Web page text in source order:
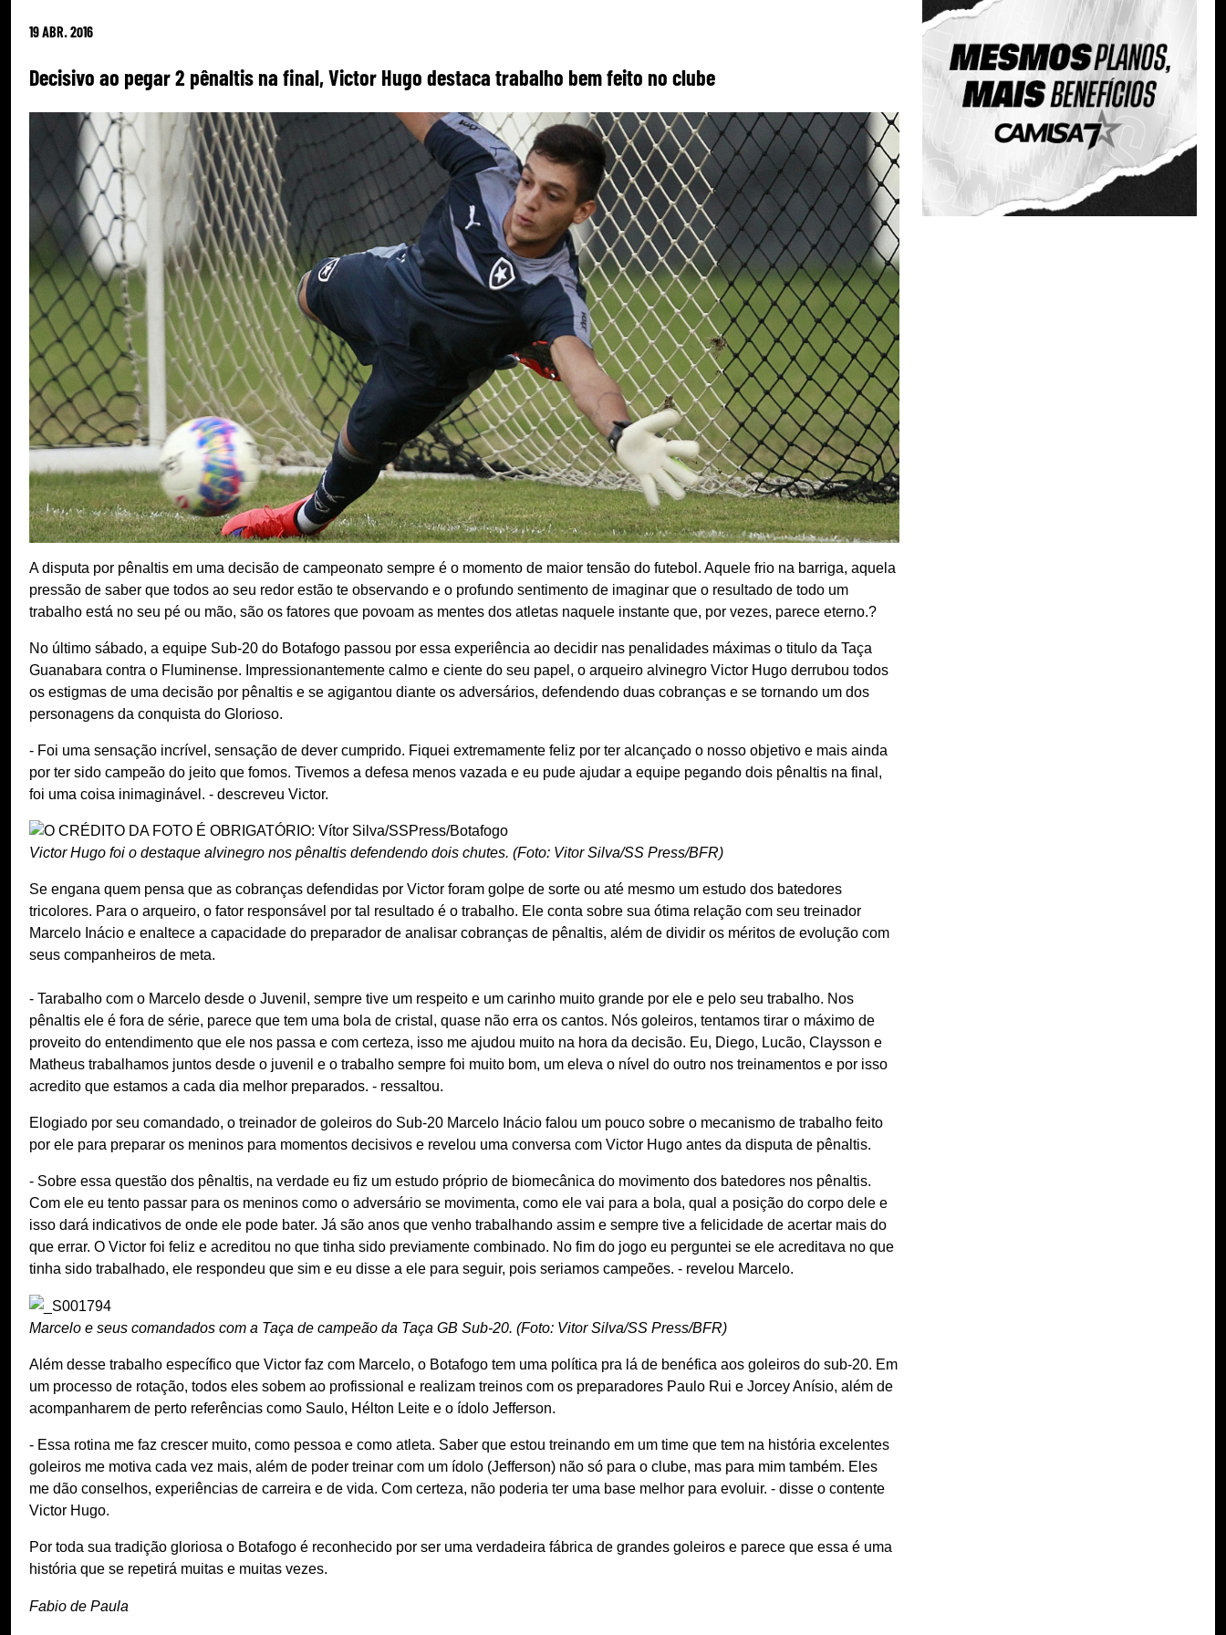
19 ABR. 2016
Decisivo ao pegar 2 pênaltis na final, Victor Hugo destaca trabalho bem feito no clube
A disputa por pênaltis em uma decisão de campeonato sempre é o momento de maior tensão do futebol. Aquele frio na barriga, aquela
pressão de saber que todos ao seu redor estão te observando e o profundo sentimento de imaginar que o resultado de todo um
trabalho está no seu pé ou mão, são os fatores que povoam as mentes dos atletas naquele instante que, por vezes, parece eterno.?
No último sábado, a equipe Sub-20 do Botafogo passou por essa experiência ao decidir nas penalidades máximas o titulo da Taça
Guanabara contra o Fluminense. Impressionantemente calmo e ciente do seu papel, o arqueiro alvinegro Victor Hugo derrubou todos
os estigmas de uma decisão por pênaltis e se agigantou diante os adversários, defendendo duas cobranças e se tornando um dos
personagens da conquista do Glorioso.
- Foi uma sensação incrível, sensação de dever cumprido. Fiquei extremamente feliz por ter alcançado o nosso objetivo e mais ainda
por ter sido campeão do jeito que fomos. Tivemos a defesa menos vazada e eu pude ajudar a equipe pegando dois pênaltis na final,
foi uma coisa inimaginável. - descreveu Victor.
Victor Hugo foi o destaque alvinegro nos pênaltis defendendo dois chutes. (Foto: Vitor Silva/SS Press/BFR)
Se engana quem pensa que as cobranças defendidas por Victor foram golpe de sorte ou até mesmo um estudo dos batedores
tricolores. Para o arqueiro, o fator responsável por tal resultado é o trabalho. Ele conta sobre sua ótima relação com seu treinador
Marcelo Inácio e enaltece a capacidade do preparador de analisar cobranças de pênaltis, além de dividir os méritos de evolução com
seus companheiros de meta.
- Tarabalho com o Marcelo desde o Juvenil, sempre tive um respeito e um carinho muito grande por ele e pelo seu trabalho. Nos
pênaltis ele é fora de série, parece que tem uma bola de cristal, quase não erra os cantos. Nós goleiros, tentamos tirar o máximo de
proveito do entendimento que ele nos passa e com certeza, isso me ajudou muito na hora da decisão. Eu, Diego, Lucão, Claysson e
Matheus trabalhamos juntos desde o juvenil e o trabalho sempre foi muito bom, um eleva o nível do outro nos treinamentos e por isso
acredito que estamos a cada dia melhor preparados. - ressaltou.
Elogiado por seu comandado, o treinador de goleiros do Sub-20 Marcelo Inácio falou um pouco sobre o mecanismo de trabalho feito
por ele para preparar os meninos para momentos decisivos e revelou uma conversa com Victor Hugo antes da disputa de pênaltis.
- Sobre essa questão dos pênaltis, na verdade eu fiz um estudo próprio de biomecânica do movimento dos batedores nos pênaltis.
Com ele eu tento passar para os meninos como o adversário se movimenta, como ele vai para a bola, qual a posição do corpo dele e
isso dará indicativos de onde ele pode bater. Já são anos que venho trabalhando assim e sempre tive a felicidade de acertar mais do
que errar. O Victor foi feliz e acreditou no que tinha sido previamente combinado. No fim do jogo eu perguntei se ele acreditava no que
tinha sido trabalhado, ele respondeu que sim e eu disse a ele para seguir, pois seriamos campeões. - revelou Marcelo.
Marcelo e seus comandados com a Taça de campeão da Taça GB Sub-20. (Foto: Vitor Silva/SS Press/BFR)
Além desse trabalho específico que Victor faz com Marcelo, o Botafogo tem uma política pra lá de benéfica aos goleiros do sub-20. Em
um processo de rotação, todos eles sobem ao profissional e realizam treinos com os preparadores Paulo Rui e Jorcey Anísio, além de
acompanharem de perto referências como Saulo, Hélton Leite e o ídolo Jefferson.
- Essa rotina me faz crescer muito, como pessoa e como atleta. Saber que estou treinando em um time que tem na história excelentes
goleiros me motiva cada vez mais, além de poder treinar com um ídolo (Jefferson) não só para o clube, mas para mim também. Eles
me dão conselhos, experiências de carreira e de vida. Com certeza, não poderia ter uma base melhor para evoluir. - disse o contente
Victor Hugo.
Por toda sua tradição gloriosa o Botafogo é reconhecido por ser uma verdadeira fábrica de grandes goleiros e parece que essa é uma
história que se repetirá muitas e muitas vezes.
Fabio de Paula